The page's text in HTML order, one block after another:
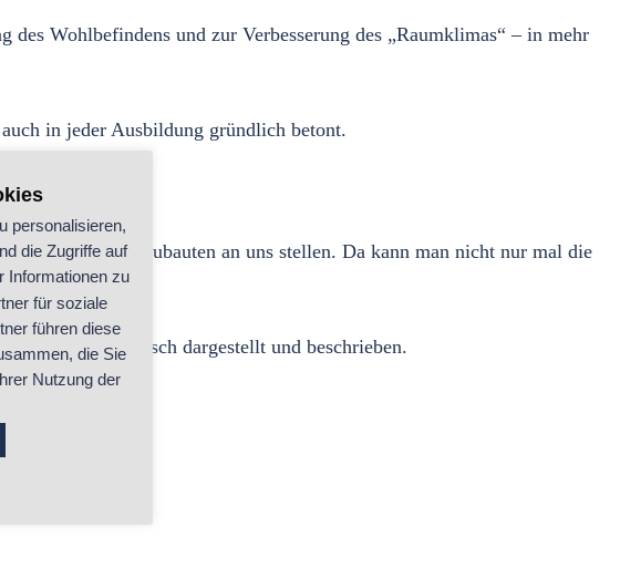
Wohlbefindens und zur Verbesserung des „Raumklimas“ – in mehr
in jeder Ausbildung gründlich betont.⁠
Neubauten an uns stellen. Da kann man nicht nur mal die
zeichnerisch dargestellt und beschrieben.⁠
personalisieren,
die Zugriffe auf
Informationen zu
für soziale
führen diese
die Sie
Nutzung der